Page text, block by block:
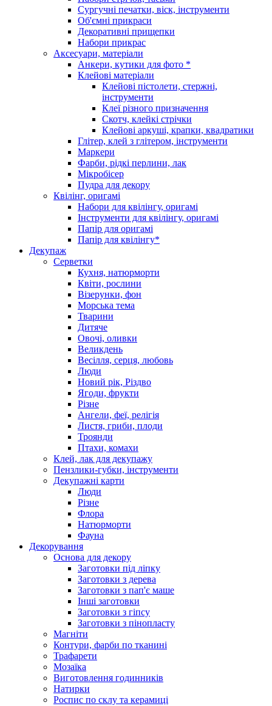
Сургучні печатки, віск, інструменти
Об'ємні прикраси
Декоративні прищепки
Набори прикрас
Аксесуари, матеріали
Анкери, кутики для фото *
Клейові матеріали
Клейові пістолети, стержні,
інструменти
Клеї різного призначення
Скотч, клейкі стрічки
Клейові аркуші, крапки, квадратики
Глітер, клей з глітером, інструменти
Маркери
Фарби, рідкі перлини, лак
Мікробісер
Пудра для декору
Квілінг, оригамі
Набори для квілінгу, оригамі
Інструменти для квілінгу, оригамі
Папір для оригамі
Папір для квілінгу*
Декупаж
Серветки
Кухня, натюрморти
Квіти, рослини
Візерунки, фон
Морська тема
Тварини
Дитяче
Овочі, оливки
Великдень
Весілля, серця, любовь
Люди
Новий рік, Різдво
Ягоди, фрукти
Різне
Ангели, феї, релігія
Листя, гриби, плоди
Троянди
Птахи, комахи
Клей, лак для декупажу
Пензлики-губки, інструменти
Декупажні карти
Люди
Різне
Флора
Натюрморти
Фауна
Декорування
Основа для декору
Заготовки під ліпку
Заготовки з дерева
Заготовки з пап'є маше
Інші заготовки
Заготовки з гіпсу
Заготовки з пінопласту
Магніти
Контури, фарби по тканині
Трафарети
Мозаїка
Виготовлення годинників
Натирки
Роспис по склу та керамиці